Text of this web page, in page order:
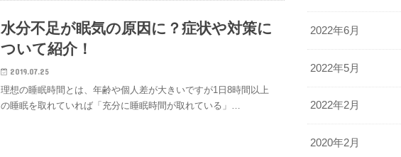
水分不足が眠気の原因に？症状や対策に
ついて紹介！
2019.07.25
理想の睡眠時間とは、年齢や個人差が大きいですが1日8時間以上
の睡眠を取れていれば「充分に睡眠時間が取れている」…
2022年6月
2022年5月
2022年2月
2020年2月